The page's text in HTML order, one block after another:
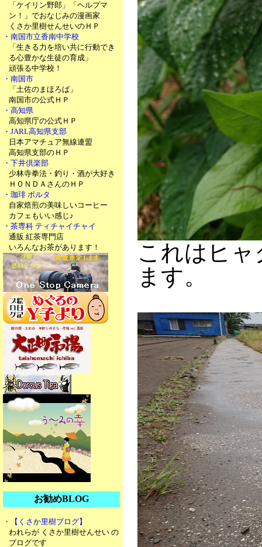
「ケイリン野郎」「ヘルプマ
ン！」でおなじみの漫画家
くさか里樹せんせいのＨＰ
・南国市立香南中学校
「生きる力を培い共に行動でき
る心豊かな生徒の育成」
頑張る中学校！
・南国市
「土佐のまほろば」
南国市の公式ＨＰ
・高知県
高知県庁の公式ＨＰ
・JARL高知県支部
日本アマチュア無線連盟
高知県支部のＨＰ
・下井倶楽部
少林寺拳法・釣り・酒が大好き
ＨＯＮＤＡさんのＨＰ
・珈琲 ポルタ
自家焙煎の美味しいコーヒー
カフェもいい感じ♪
・茶専科 ティチャイチャイ
通販 紅茶専門店
いろんなお茶があります！
お勧めBLOG
・【くさか里樹ブログ】
われらが くさか里樹せんせい の
ブログです
これはヒ
ます。